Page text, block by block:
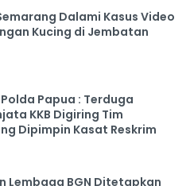
Dalami Kasus Video
Kucing di Jembatan
Papua : Terduga
KKB Digiring Tim
Dipimpin Kasat Reskrim
Lembaga BGN Ditetapkan